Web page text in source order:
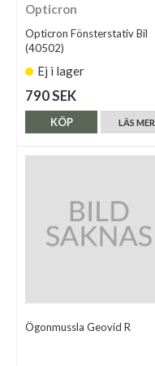
Opticron
Opticron Fönsterstativ Bil
(40502)
Ej i lager
790 SEK
LÄS MER
KÖP
Ögonmussla Geovid R